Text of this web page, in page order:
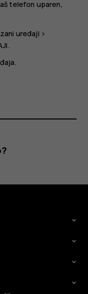
telefon uparen,
uređaji >
.